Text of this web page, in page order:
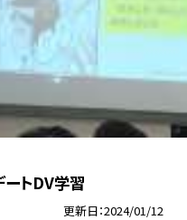
トDV学習
更新日 2024/01/12